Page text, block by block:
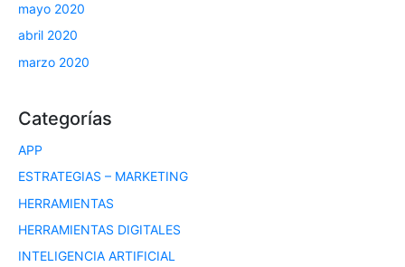
mayo 2020
abril 2020
marzo 2020
Categorías
APP
ESTRATEGIAS – MARKETING
HERRAMIENTAS
HERRAMIENTAS DIGITALES
INTELIGENCIA ARTIFICIAL